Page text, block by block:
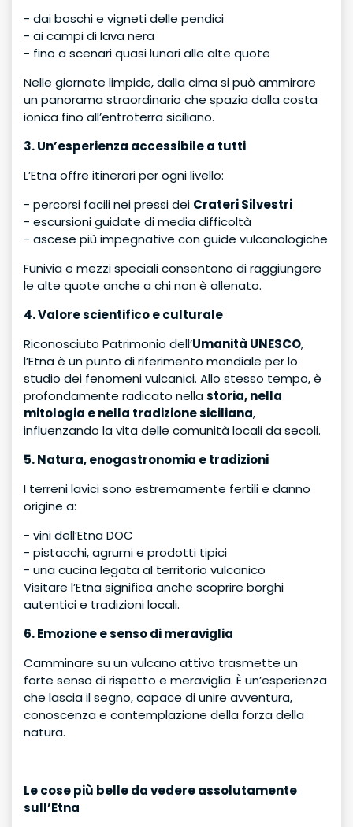
- dai boschi e vigneti delle pendici
- ai campi di lava nera
- fino a scenari quasi lunari alle alte quote
Nelle giornate limpide, dalla cima si può ammirare
un panorama straordinario che spazia dalla costa
ionica fino all’entroterra siciliano.
3. Un’esperienza accessibile a tutti
L’Etna offre itinerari per ogni livello:
- percorsi facili nei pressi dei Crateri Silvestri
- escursioni guidate di media difficoltà
- ascese più impegnative con guide vulcanologiche
Funivia e mezzi speciali consentono di raggiungere
le alte quote anche a chi non è allenato.
4. Valore scientifico e culturale
Riconosciuto Patrimonio dell’Umanità UNESCO,
l’Etna è un punto di riferimento mondiale per lo
studio dei fenomeni vulcanici. Allo stesso tempo, è
profondamente radicato nellastoria, nella
mitologia e nella tradizione siciliana,
influenzando la vita delle comunità locali da secoli.
5. Natura, enogastronomia e tradizioni
I terreni lavici sono estremamente fertili e danno
origine a:
- vini dell’Etna DOC
- pistacchi, agrumi e prodotti tipici
- una cucina legata al territorio vulcanico
Visitare l’Etna significa anche scoprire borghi
autentici e tradizioni locali.
6. Emozione e senso di meraviglia
Camminare su un vulcano attivo trasmette un
forte senso di rispetto e meraviglia. È un’esperienza
che lascia il segno, capace di unire avventura,
conoscenza e contemplazione della forza della
natura.
Le cose più belle da vedere assolutamente
sull’Etna